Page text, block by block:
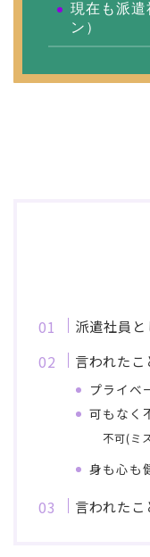
現在も派遣
ン）
派遣社員
言われた
プライベ
可もなく
不可(ミ
身も心も
言われた